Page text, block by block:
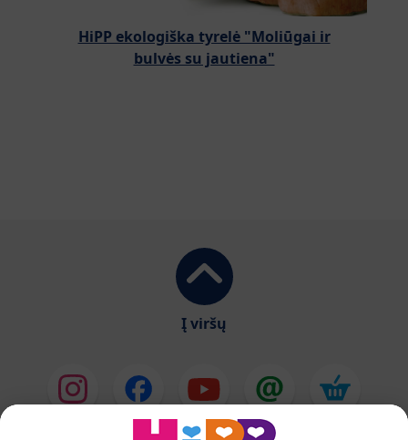
HiPP ekologiška tyrelė "Moliūgai ir
bulvės su jautiena"
Į viršų